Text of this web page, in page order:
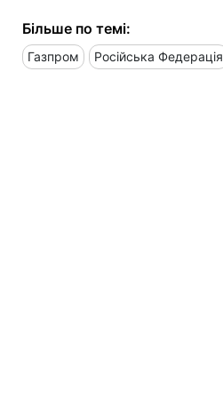
Більше по темі:
Газпром Російська Федерація